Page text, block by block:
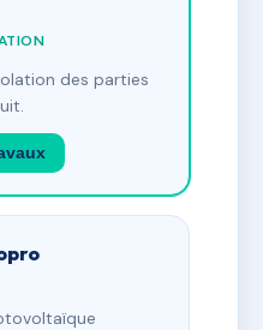
des parties